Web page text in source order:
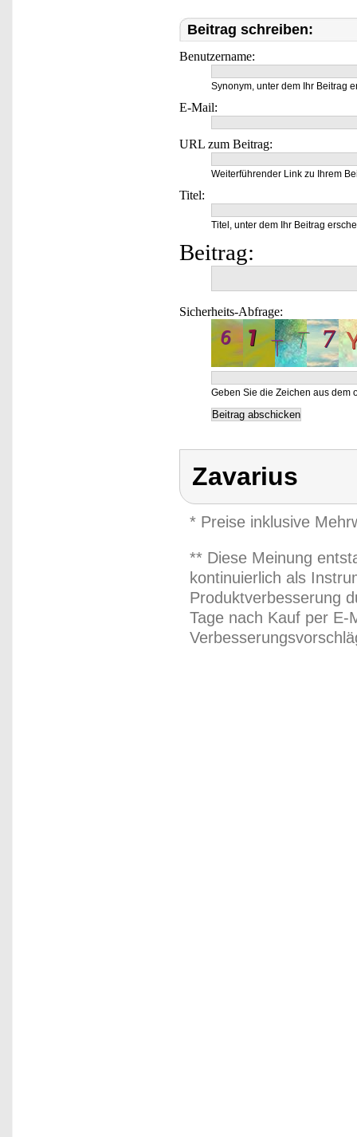
Beitrag schreiben:
Benutzername:
Synonym, unter dem Ihr Beitrag
E-Mail:
URL zum Beitrag:
Weiterführender Link zu Ihrem
Titel:
Titel, unter dem Ihr Beitrag
Beitrag:
Sicherheits-Abfrage:
Geben Sie die Zeichen aus dem
Zavarius
* Preise inklusive
** Diese Meinung
kontinuierlich als
Produktverbesserung
Tage nach Kauf per E-